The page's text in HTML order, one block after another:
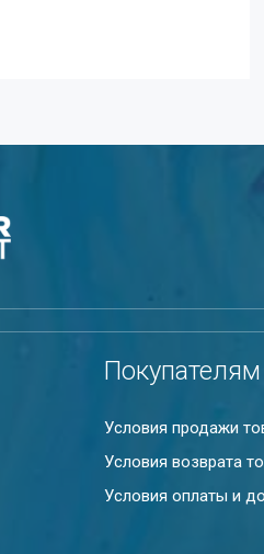
Покупателям
Условия продажи
Условия возврата
Условия оплаты и